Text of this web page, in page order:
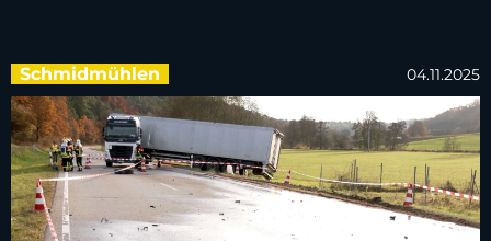
Schmidmühlen 04.11.2025